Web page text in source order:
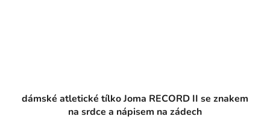
dámské atletické tílko Joma RECORD II se znakem
na srdce a nápisem na zádech